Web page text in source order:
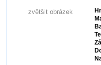
zvětšit obrázek